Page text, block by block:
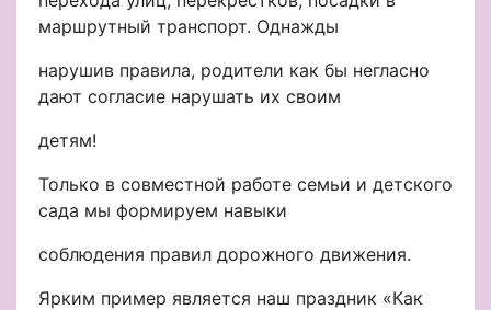
маршрутный транспорт. Однажды
нарушив правила, родители как бы негласно
дают согласие нарушать их своим
детям!
Только в совместной работе семьи и детского
сада мы формируем навыки
соблюдения правил дорожного движения.
Ярким пример является наш праздник «Как